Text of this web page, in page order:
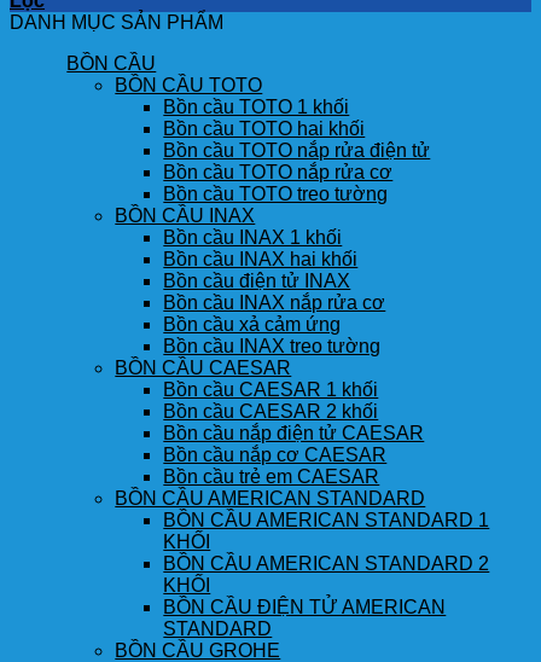
DANH MỤC SẢN PHẨM
BỒN CẦU
BỒN CẦU TOTO
Bồn cầu TOTO 1 khối
Bồn cầu TOTO hai khối
Bồn cầu TOTO nắp rửa điện tử
Bồn cầu TOTO nắp rửa cơ
Bồn cầu TOTO treo tường
BỒN CẦU INAX
Bồn cầu INAX 1 khối
Bồn cầu INAX hai khối
Bồn cầu điện tử INAX
Bồn cầu INAX nắp rửa cơ
Bồn cầu xả cảm ứng
Bồn cầu INAX treo tường
BỒN CẦU CAESAR
Bồn cầu CAESAR 1 khối
Bồn cầu CAESAR 2 khối
Bồn cầu nắp điện tử CAESAR
Bồn cầu nắp cơ CAESAR
Bồn cầu trẻ em CAESAR
BỒN CẦU AMERICAN STANDARD
BỒN CẦU AMERICAN STANDARD 1
KHỐI
BỒN CẦU AMERICAN STANDARD 2
KHỐI
BỒN CẦU ĐIỆN TỬ AMERICAN
STANDARD
BỒN CẦU GROHE